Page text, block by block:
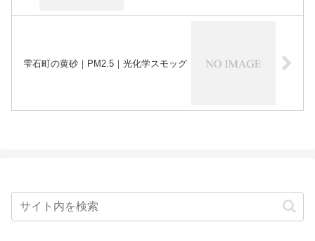
雫石町の黄砂｜PM2.5｜光化学スモッグ